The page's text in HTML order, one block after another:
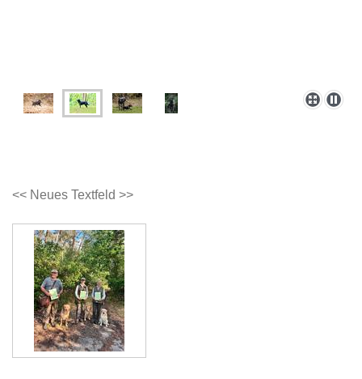
<< Neues Textfeld >>